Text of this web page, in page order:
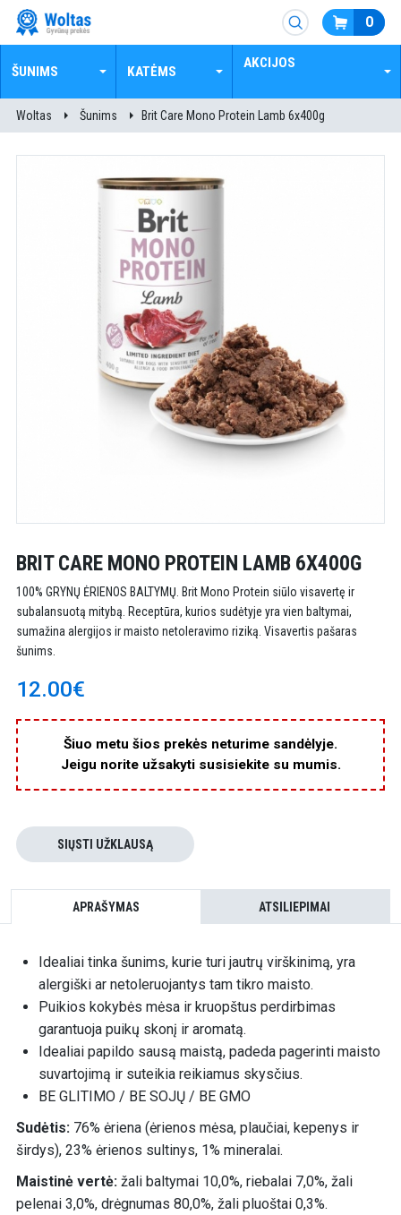
0
ŠUNIMS KATĖMS
AKCIJOS
Woltas Šunims Brit Care Mono Protein Lamb 6x400g
BRIT CARE MONO PROTEIN LAMB 6X400G
100% GRYNŲ ĖRIENOS BALTYMŲ. Brit Mono Protein siūlo visavertę ir
subalansuotą mitybą. Receptūra, kurios sudėtyje yra vien baltymai,
sumažina alergijos ir maisto netoleravimo riziką. Visavertis pašaras
šunims.
12.00€
Šiuo metu šios prekės neturime sandėlyje.
Jeigu norite užsakyti susisiekite su mumis.
SIŲSTI UŽKLAUSĄ
APRAŠYMAS ATSILIEPIMAI
Idealiai tinka šunims, kurie turi jautrų virškinimą, yra
alergiški ar netoleruojantys tam tikro maisto.
Puikios kokybės mėsa ir kruopštus perdirbimas
garantuoja puikų skonį ir aromatą.
Idealiai papildo sausą maistą, padeda pagerinti maisto
suvartojimą ir suteikia reikiamus skysčius.
BE GLITIMO / BE SOJŲ / BE GMO
Sudėtis: 76% ėriena (ėrienos mėsa, plaučiai, kepenys ir
širdys), 23% ėrienos sultinys, 1% mineralai.
Maistinė vertė: žali baltymai 10,0%, riebalai 7,0%, žali
pelenai 3,0%, drėgnumas 80,0%, žali pluoštai 0,3%.